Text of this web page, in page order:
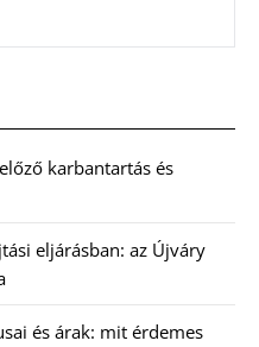
karbantartás és
eljárásban: az Újváry
és árak: mit érdemes